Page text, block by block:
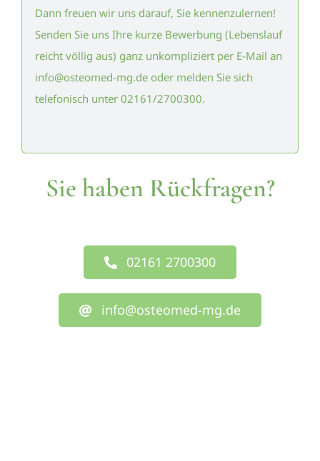
Dann freuen wir uns darauf, Sie kennenzulernen!
Senden Sie uns Ihre kurze Bewerbung (Lebenslauf
reicht völlig aus) ganz unkompliziert per E-Mail an
info@osteomed-mg.de oder melden Sie sich
telefonisch unter 02161/2700300.
Sie haben Rückfragen?
02161 2700300
info@osteomed-mg.de